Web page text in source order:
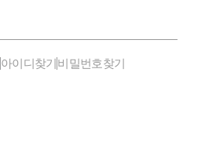
아이디찾기 비밀번호찾기